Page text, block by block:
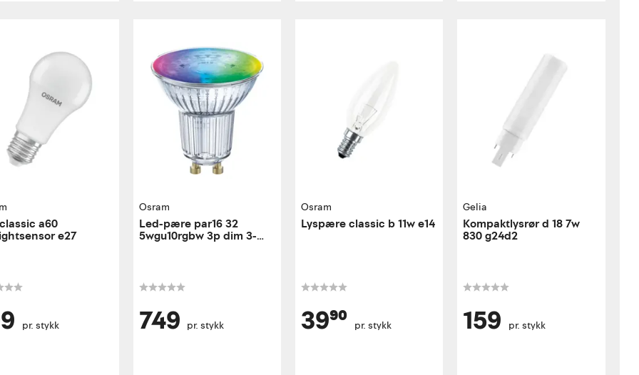
a60
e27
pr. stykk
Osram
Led-pære par16 32
5wgu10rgbw 3p dim 3-
749 pr. stykk
Osram
Lyspære classic b 11w e14
39⁹⁰ pr. stykk
Gelia
Kompaktlysrør d 18 7w
830 g24d2
159 pr. stykk